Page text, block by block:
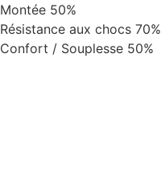
Montée 50%
Résistance aux chocs 70%
Confort / Souplesse 50%